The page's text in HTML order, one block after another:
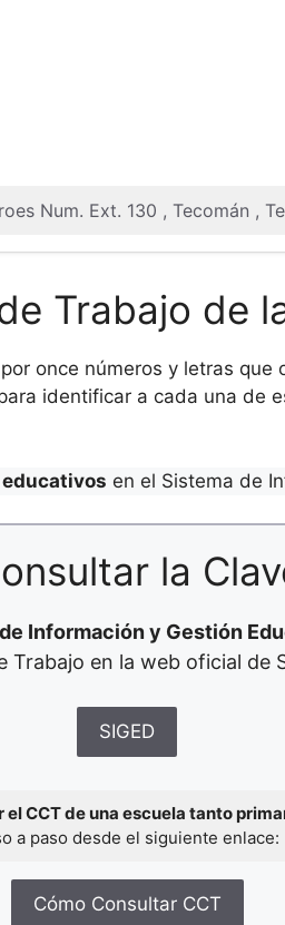
Num. Ext. 130 , Tecomán ,
Trabajo de
once números y letras que
identificar a cada una de
en el Sistema de
la
Información y Gestión
Trabajo en la web oficial de
SIGED
el CCT de una escuela tanto
a paso desde el siguiente enlace:
Cómo Consultar CCT